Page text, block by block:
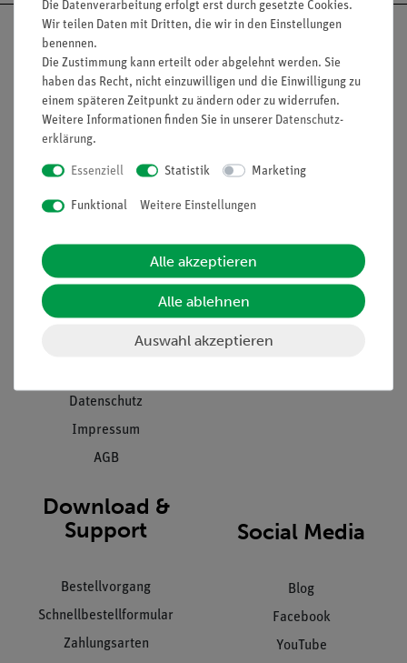
Nach oben
Informationen
Projekte und Lösungen
Presse
Stellenangebote
Datenschutz
Impressum
AGB
Service
Beratung & Showroom
Inventarisierungs- &
Inbetriebnahme & Schulungen
Download &
Support
Bestellvorgang
Schnellbestellformular
Zahlungsarten
Social Media
Blog
Facebook
YouTube
Die Datenverarbeitung erfolgt erst durch gesetzte Cookies.
Wir teilen Daten mit Dritten, die wir in den Einstellungen
benennen.
Die Zustimmung kann erteilt oder abgelehnt werden. Sie
haben das Recht, nicht einzuwilligen und die Einwilligung zu
einem späteren Zeitpunkt zu ändern oder zu widerrufen.
Weitere Informationen finden Sie in unserer Daten­schutz­
erklärung.
Essenziell Statistik Marketing
Funktional Weitere Einstellungen
Alle akzeptieren
Alle ablehnen
Auswahl akzeptieren